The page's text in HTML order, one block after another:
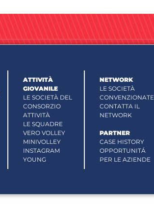
ATTIVITÀ
GIOVANILE
LE SOCIETÀ DEL
CONSORZIO
ATTIVITÀ
LE SQUADRE
VERO VOLLEY
MINIVOLLEY
INSTAGRAM
YOUNG
NETWORK
LE SOCIETÀ
CONVENZIONATE
CONTATTA IL
NETWORK
PARTNER
CASE HISTORY
OPPORTUNITÁ
PER LE AZIENDE